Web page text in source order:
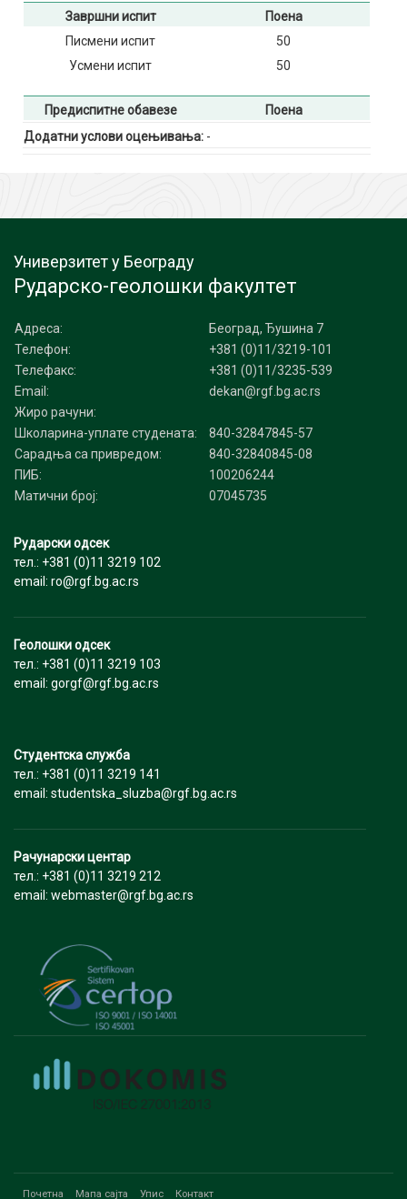
Завршни испит
Поена
Писмени испит
50
Усмени испит
50
Предиспитне обавезе
Поена
Додатни услови оцењивања: -
Универзитет у Београду
Рударско-геолошки факултет
Адреса:
Београд, Ђушина 7
Телефон:
+381 (0)11/3219-101
Телефакс:
+381 (0)11/3235-539
Email:
dekan@rgf.bg.ac.rs
Жиро рачуни:
Школарина-уплате студената:
840-32847845-57
Сарадња са привредом:
840-32840845-08
ПИБ:
100206244
Матични број:
07045735
Рударски одсек
тел.: +381 (0)11 3219 102
email: ro@rgf.bg.ac.rs
Геолошки одсек
тел.: +381 (0)11 3219 103
email: gorgf@rgf.bg.ac.rs
Студентска служба
тел.: +381 (0)11 3219 141
email: studentska_sluzba@rgf.bg.ac.rs
Рачунарски центар
тел.: +381 (0)11 3219 212
email: webmaster@rgf.bg.ac.rs
Почетна Мапа сајта Упис Контакт